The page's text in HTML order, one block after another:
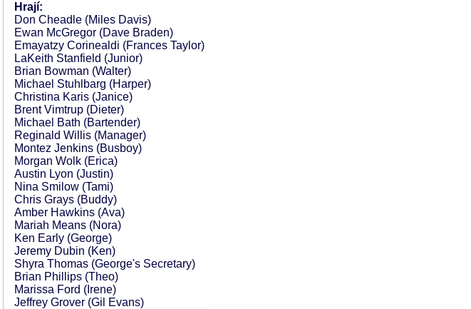
Hrají:
Don Cheadle (Miles Davis)
Ewan McGregor (Dave Braden)
Emayatzy Corinealdi (Frances Taylor)
LaKeith Stanfield (Junior)
Brian Bowman (Walter)
Michael Stuhlbarg (Harper)
Christina Karis (Janice)
Brent Vimtrup (Dieter)
Michael Bath (Bartender)
Reginald Willis (Manager)
Montez Jenkins (Busboy)
Morgan Wolk (Erica)
Austin Lyon (Justin)
Nina Smilow (Tami)
Chris Grays (Buddy)
Amber Hawkins (Ava)
Mariah Means (Nora)
Ken Early (George)
Jeremy Dubin (Ken)
Shyra Thomas (George's Secretary)
Brian Phillips (Theo)
Marissa Ford (Irene)
Jeffrey Grover (Gil Evans)